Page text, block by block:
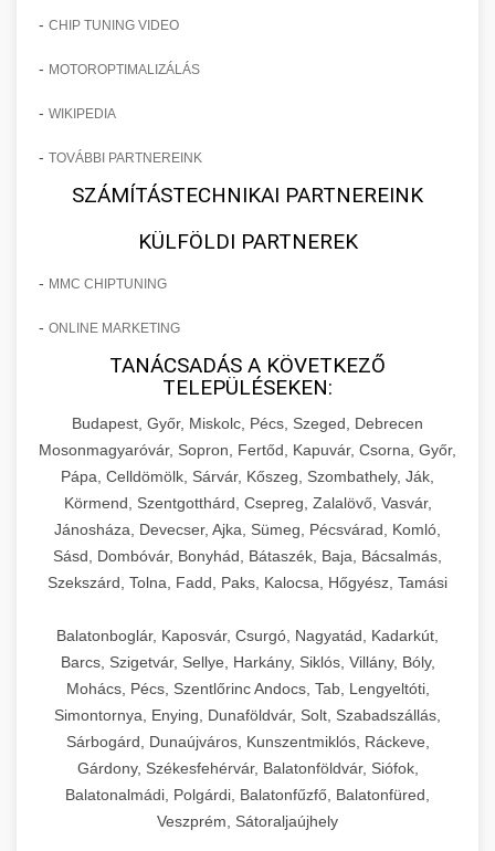
- CHIP TUNING VIDEO
- MOTOROPTIMALIZÁLÁS
- WIKIPEDIA
- TOVÁBBI PARTNEREINK
SZÁMÍTÁSTECHNIKAI PARTNEREINK
KÜLFÖLDI PARTNEREK
- MMC CHIPTUNING
- ONLINE MARKETING
TANÁCSADÁS A KÖVETKEZŐ
TELEPÜLÉSEKEN:
Budapest, Győr, Miskolc, Pécs, Szeged, Debrecen
Mosonmagyaróvár, Sopron, Fertőd, Kapuvár, Csorna, Győr,
Pápa, Celldömölk, Sárvár, Kőszeg, Szombathely, Ják,
Körmend, Szentgotthárd, Csepreg, Zalalövő, Vasvár,
Jánosháza, Devecser, Ajka, Sümeg, Pécsvárad, Komló,
Sásd, Dombóvár, Bonyhád, Bátaszék, Baja, Bácsalmás,
Szekszárd, Tolna, Fadd, Paks, Kalocsa, Hőgyész, Tamási
Balatonboglár, Kaposvár, Csurgó, Nagyatád, Kadarkút,
Barcs, Szigetvár, Sellye, Harkány, Siklós, Villány, Bóly,
Mohács, Pécs, Szentlőrinc Andocs, Tab, Lengyeltóti,
Simontornya, Enying, Dunaföldvár, Solt, Szabadszállás,
Sárbogárd, Dunaújváros, Kunszentmiklós, Ráckeve,
Gárdony, Székesfehérvár, Balatonföldvár, Siófok,
Balatonalmádi, Polgárdi, Balatonfűzfő, Balatonfüred,
Veszprém, Sátoraljaújhely